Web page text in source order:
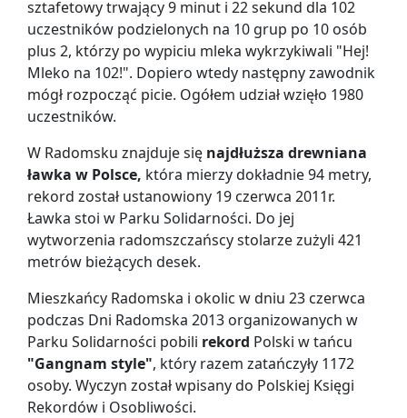
sztafetowy trwający 9 minut i 22 sekund dla 102
uczestników podzielonych na 10 grup po 10 osób
plus 2, którzy po wypiciu mleka wykrzykiwali "Hej!
Mleko na 102!". Dopiero wtedy następny zawodnik
mógł rozpocząć picie. Ogółem udział wzięło 1980
uczestników.
W Radomsku znajduje się najdłuższa drewniana
ławka w Polsce, która mierzy dokładnie 94 metry,
rekord został ustanowiony 19 czerwca 2011r.
Ławka stoi w Parku Solidarności. Do jej
wytworzenia radomszczańscy stolarze zużyli 421
metrów bieżących desek.
Mieszkańcy Radomska i okolic w dniu 23 czerwca
podczas Dni Radomska 2013 organizowanych w
Parku Solidarności pobili rekord Polski w tańcu
"Gangnam style", który razem zatańczyły 1172
osoby. Wyczyn został wpisany do Polskiej Księgi
Rekordów i Osobliwości.